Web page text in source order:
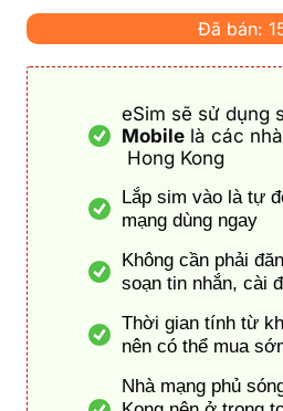
Đã bán:
eSim sẽ sử dụng
Mobile là các
Hong Kong
Lắp sim vào là tự
mạng dùng ngay
Không cần phải
soạn tin nhắn, cài
Thời gian tính từ
nên có thể mua
Nhà mạng phủ